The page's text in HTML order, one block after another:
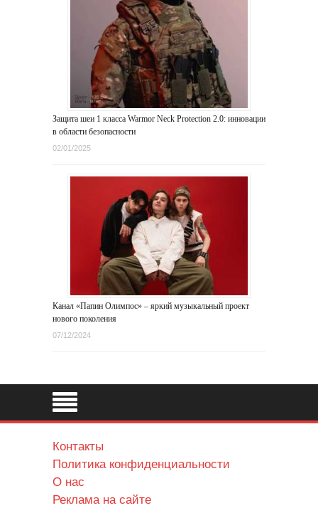
Защита шеи 1 класса Warmor Neck Protection 2.0: инновации
в области безопасности
02/01/2025
Канал «Папин Олимпос» – яркий музыкальный проект
нового поколения
07/12/2024
Контакты
Политика конфиденциальности
О нас
Реклама на сайте